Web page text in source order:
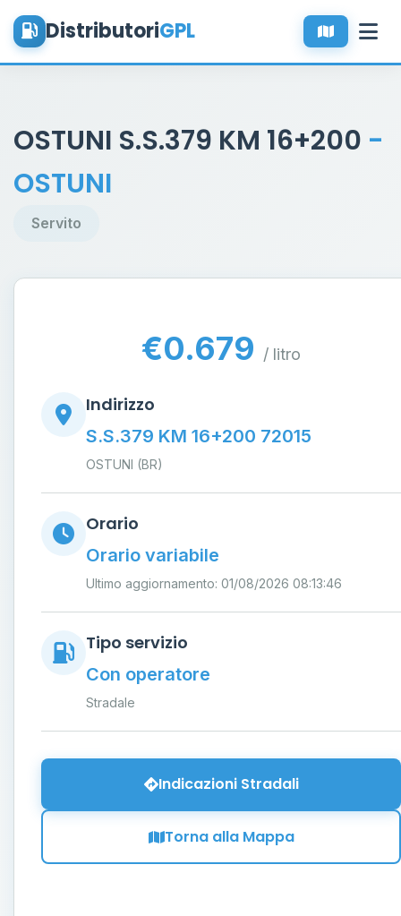
DistributoriGPL
OSTUNI S.S.379 KM 16+200 -
OSTUNI
Servito
€0.679 / litro
Indirizzo
S.S.379 KM 16+200 72015
OSTUNI (BR)
Orario
Orario variabile
Ultimo aggiornamento: 01/08/2026 08:13:46
Tipo servizio
Con operatore
Stradale
Indicazioni Stradali
Torna alla Mappa